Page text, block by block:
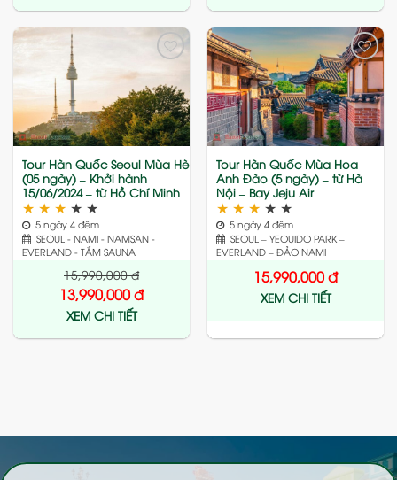
Add
to
wishlist
Tour Hàn Quốc Seoul Mùa Hè
(05 ngày) – Khởi hành
15/06/2024 – từ Hồ Chí Minh
★ ★ ★ ★ ★
5 ngày 4 đêm
SEOUL - NAMI - NAMSAN -
EVERLAND - TẮM SAUNA
15,990,000đ
13,990,000đ
XEM CHI TIẾT
Add
wishlist
Tour Hàn Quốc Mùa Hoa
Anh Đào (5 ngày) – từ Hà
Nội – Bay Jeju Air
★ ★ ★ ★ ★
5 ngày 4 đêm
SEOUL – YEOUIDO PARK –
EVERLAND – ĐẢO NAMI
15,990,000đ
XEM CHI TIẾT